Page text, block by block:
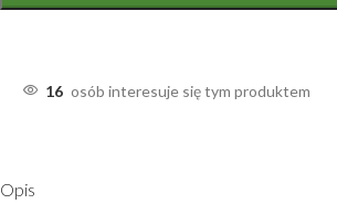
16 osób interesuje się tym produktem
Opis